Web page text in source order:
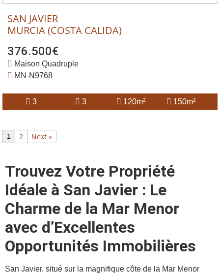
SAN JAVIER
MURCIA (COSTA CALIDA)
376.500€
Maison Quadruple
MN-N9768
3 3 120m² 150m²
1 2 Next »
Trouvez Votre Propriété
Idéale à San Javier : Le
Charme de la Mar Menor
avec d’Excellentes
Opportunités Immobilières
San Javier, situé sur la magnifique côte de la Mar Menor